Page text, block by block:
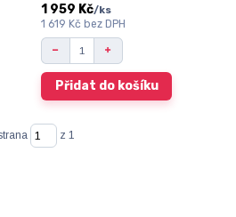
1 959 Kč/ks
1 619 Kč bez DPH
Přidat do košíku
z 1